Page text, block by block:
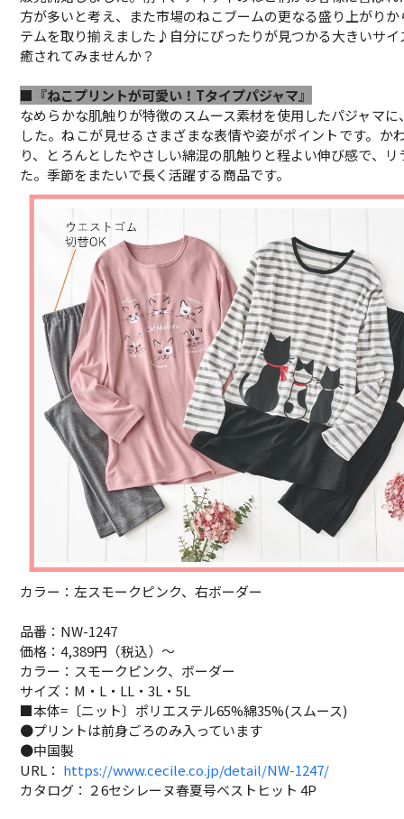
方が多いと考え、また市場のねこブームの更なる盛り上がり
テムを取り揃えました♪自分にぴったりが見つかる大きいサ
癒されてみませんか？
■『ねこプリントが可愛い！Tタイプパジャマ』
なめらかな肌触りが特徴のスムース素材を使用したパジャマ
した。ねこが見せるさまざまな表情や姿がポイントです。か
り、とろんとしたやさしい綿混の肌触りと程よい伸び感で、
た。季節をまたいで長く活躍する商品です。
カラー：左スモークピンク、右ボーダー
品番：NW-1247
価格：4,389円（税込）～
カラー：スモークピンク、ボーダー
サイズ：M・L・LL・3L・5L
■本体=〔ニット〕ポリエステル65%綿35%(スムース)
●プリントは前身ごろのみ入っています
●中国製
URL： https://www.cecile.co.jp/detail/NW-1247/
カタログ：２6セシレーヌ春夏号ベストヒット 4P